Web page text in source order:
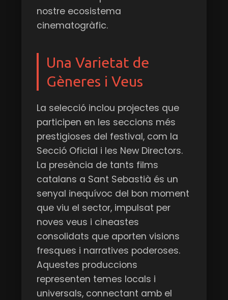
nostre ecosistema
cinematogràfic.
Una Varietat de
Gèneres i Veus
La selecció inclou projectes que
participen en les seccions més
prestigioses del festival, com la
Secció Oficial i les New Directors.
La presència de tants films
catalans a Sant Sebastià és un
senyal inequívoc del bon moment
que viu el sector, impulsat per
noves veus i cineastes
consolidats que aporten visions
fresques i narratives poderoses.
Aquestes produccions
representen temes locals i
universals, connectant amb el